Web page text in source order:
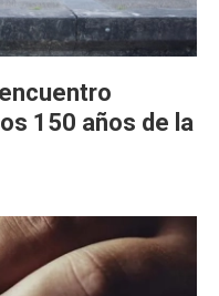
150 años de la